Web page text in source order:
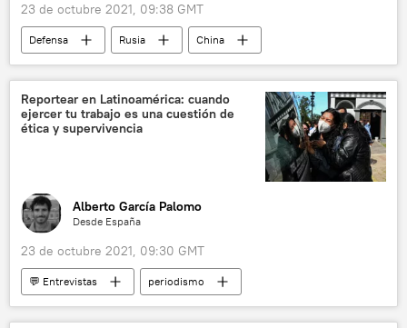
23 de octubre 2021, 09:38 GMT
Defensa Rusia
China
océano Pacífico
patrullaje
Reportear en Latinoamérica: cuando
ejercer tu trabajo es una cuestión de
ética y supervivencia
Alberto García Palomo
Desde España
23 de octubre 2021, 09:30 GMT
💬 Entrevistas
periodismo
periodistas
latinoamérica
crónicas